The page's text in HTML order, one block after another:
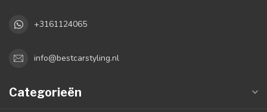
+3161124065
info@bestcarstyling.nl
Categorieën